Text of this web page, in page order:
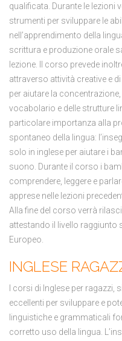
qualificata. Durante le lezioni
strumenti per sviluppare le
nell’apprendimento della
scrittura e produzione orale
lezione. Il corso prevede
attraverso attività creative e
per aiutare la
vocabolario e delle strutture
particolare importanza alla
spontaneo della lingua:
solo in inglese per aiutare i
suono. Durante il corso i
comprendere, leggere e
apprese nelle lezioni
Alla fine del corso verrà
attestando il livello raggiunto
Europeo.
INGLESE
I corsi di Inglese per ragazzi,
eccellenti per sviluppare e
linguistiche e grammaticali
corretto uso della lingua.